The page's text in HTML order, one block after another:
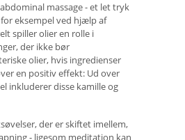
massage - et let tryk
eksempel ved hjælp af
spiller olier en rolle i
der ikke bør
olier, hvis ingredienser
en positiv effekt: Ud over
inkluderer disse kamille og
der er skiftet imellem,
- ligesom meditation kan